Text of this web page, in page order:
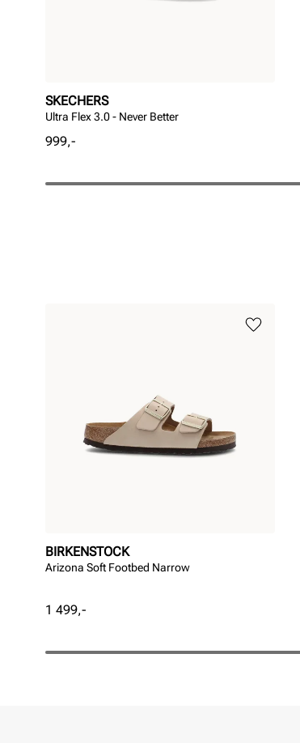
SKECHERS
Ultra Flex 3.0 - Never Better
Pris
999,-
BIRKENSTOCK
Arizona Soft Footbed Narrow
Pris
1 499,-